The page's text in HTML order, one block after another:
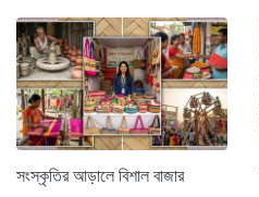
সংস্কৃতির আড়ালে বিশাল বাজার